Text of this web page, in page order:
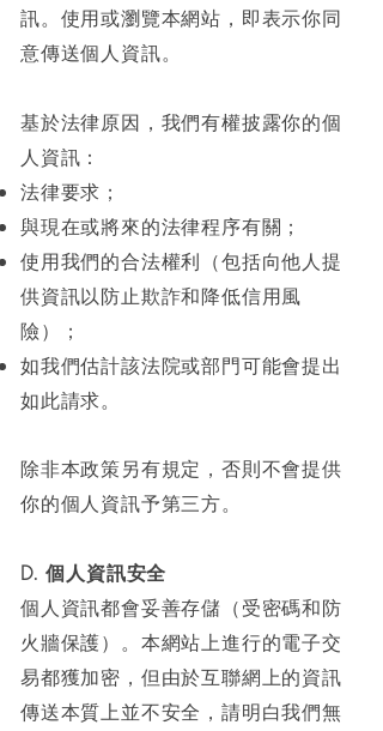
訊。使用或瀏覽本網站，即表示你同
意傳送個人資訊。
基於法律原因，我們有權披露你的個
人資訊：
法律要求；
與現在或將來的法律程序有關；
使用我們的合法權利（包括向他人提
供資訊以防止欺詐和降低信用風
險）；
如我們估計該法院或部門可能會提出
如此請求。
除非本政策另有規定，否則不會提供
你的個人資訊予第三方。
D. 個人資訊安全
個人資訊都會妥善存儲（受密碼和防
火牆保護）。本網站上進行的電子交
易都獲加密，但由於互聯網上的資訊
傳送本質上並不安全，請明白我們無